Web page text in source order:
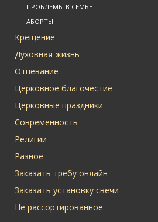
ПРОБЛЕМЫ В СЕМЬЕ
АБОРТЫ
Крещение
Духовная жизнь
Отпевание
Церковное благочестие
Церковные праздники
Современность
Религии
Разное
Заказать требу онлайн
Заказать установку свечи
Не рассортированное